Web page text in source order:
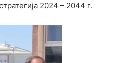
2024 – 2044 г.